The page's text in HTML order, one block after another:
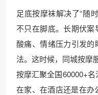
足底按摩袜解决了“随
不只在脚底。长期伏
酸痛、情绪压力引发
法。这时候，同城按摩
按摩汇聚全国60000+
在家、在酒店还是在办